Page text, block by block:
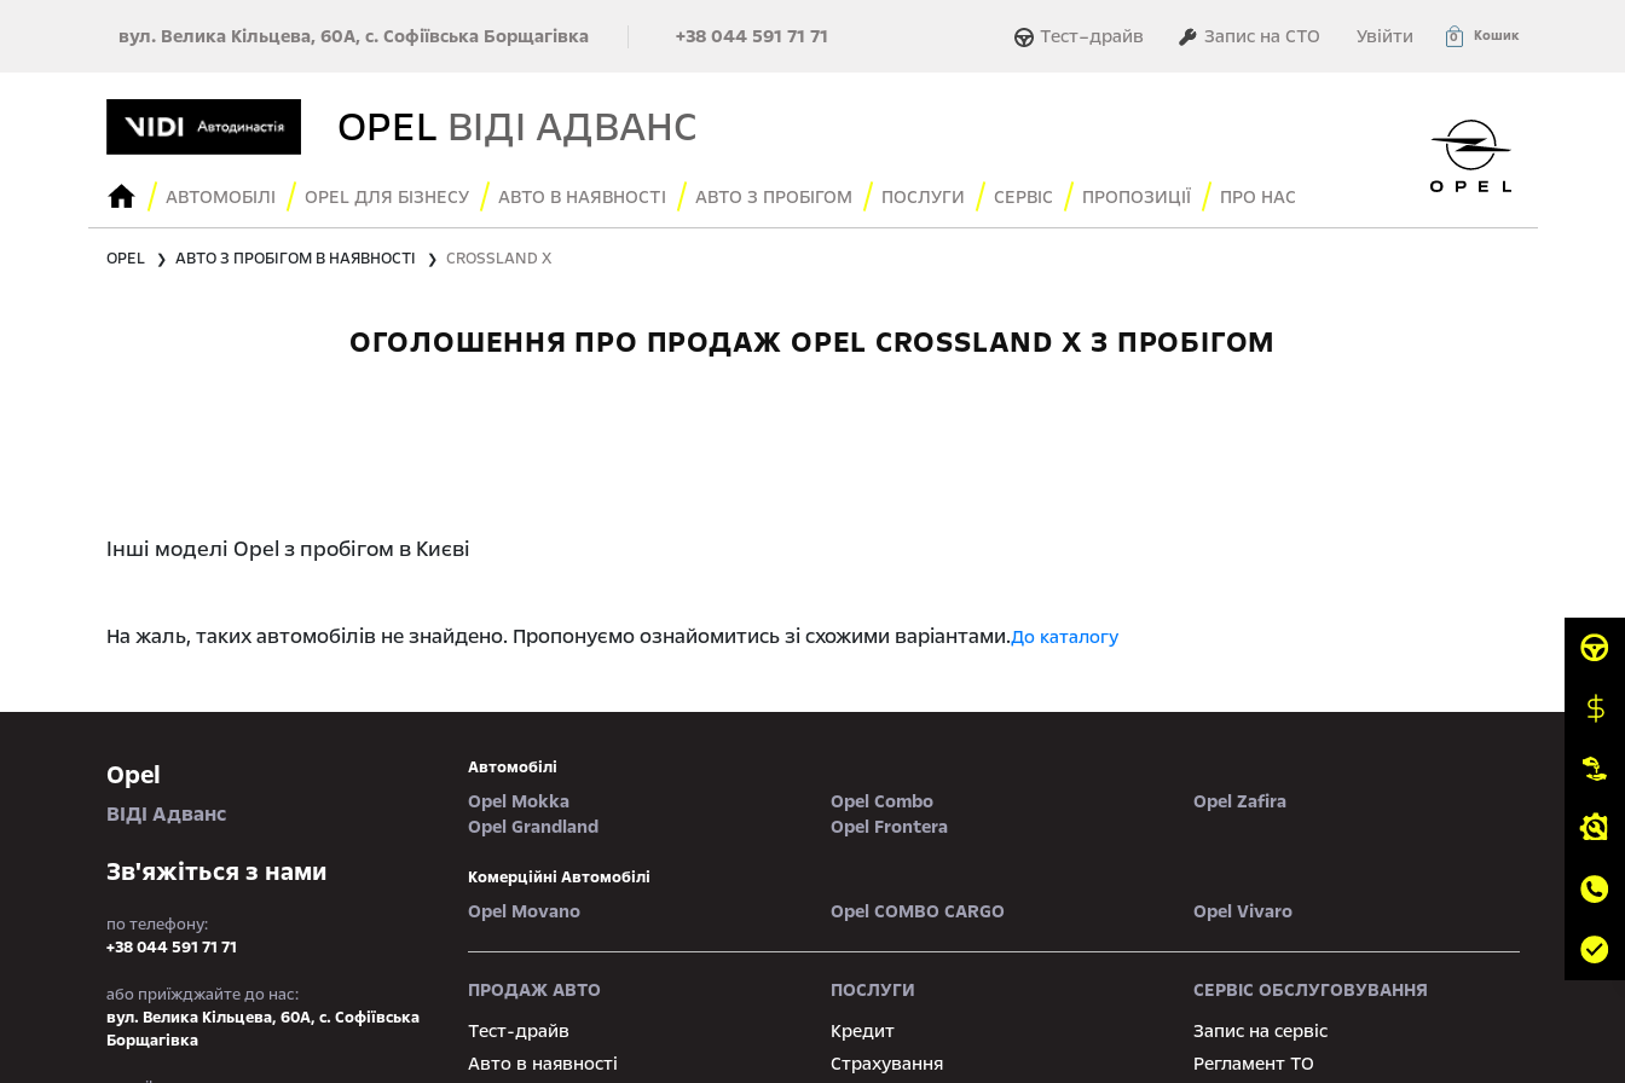
вул. Велика Кільцева, 60А, с. Софіївська Борщагівка +38 044 591 71 71 Тест–драйв Запис на СТО Увійти 0 Кошик
OPEL ВІДІ АДВАНС
АВТОМОБІЛІ OPEL ДЛЯ БІЗНЕСУ АВТО В НАЯВНОСТІ АВТО З ПРОБІГОМ ПОСЛУГИ СЕРВІС ПРОПОЗИЦІЇ ПРО НАС
OPEL ❯ АВТО З ПРОБІГОМ В НАЯВНОСТІ ❯ CROSSLAND X
ОГОЛОШЕННЯ ПРО ПРОДАЖ OPEL CROSSLAND X З ПРОБІГОМ
Інші моделі Opel з пробігом в Києві
На жаль, таких автомобілів не знайдено. Пропонуємо ознайомитись зі схожими варіантами.До каталогу
Opel
ВІДІ Адванс
Зв'яжіться з нами
по телефону:
+38 044 591 71 71
або приїжджайте до нас:
вул. Велика Кільцева, 60А, с. Софіївська
Борщагівка
Автомобілі
Opel Mokka Opel Combo
Opel Zafira
Opel Grandland
Opel Frontera
Комерційні Автомобілі
Opel Movano Opel COMBO CARGO Opel Vivaro
ПРОДАЖ АВТО
Тест-драйв
Авто в наявності
ПОСЛУГИ
Кредит
Страхування
СЕРВІС ОБСЛУГОВУВАННЯ
Запис на сервіс
Регламент ТО